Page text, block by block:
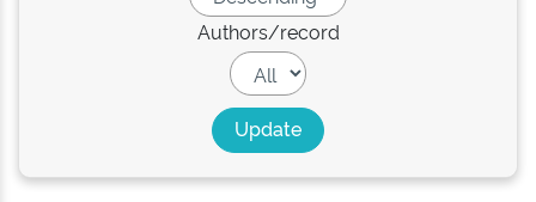
Authors/record